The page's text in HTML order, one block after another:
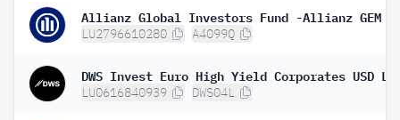
LU2796610280 A4099Q
DWS Invest Euro High Yield Corporates USD
LU0616840939 DWS04L